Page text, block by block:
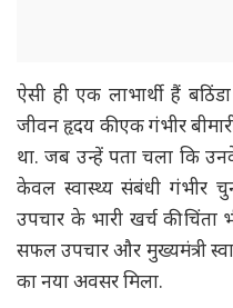
ऐसी ही एक लाभार्थी हैं
जीवन हृदय की एक गंभीर
था. जब उन्हें पता चला कि
केवल स्वास्थ्य संबंधी गंभीर
उपचार के भारी खर्च की
सफल उपचार और मुख्यमंत्री
का नया अवसर मिला.